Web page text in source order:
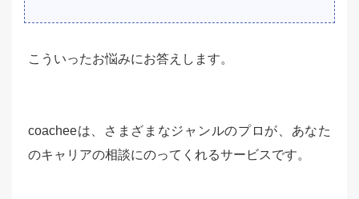
こういったお悩みにお答えします。
coacheeは、さまざまなジャンルのプロが、あなた
のキャリアの相談にのってくれるサービスです。